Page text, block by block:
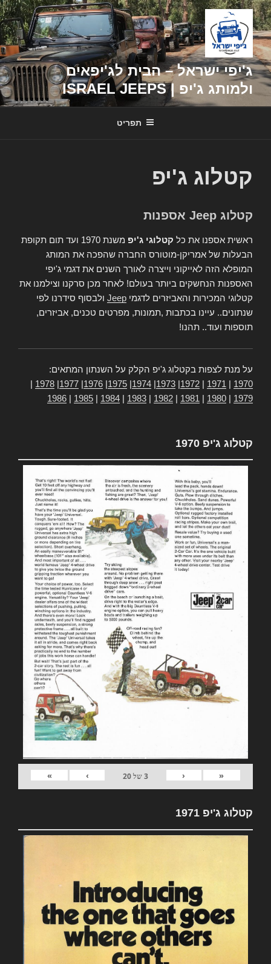
דילוג
לתוכן
ג'יפי ישראל – הבית לג'יפאים
ולמותג ג'יפ | ISRAEL JEEPS
תפריט
קטלוג ג'יפ
קטלוג Jeep אספנות
ראשית אספנו את כל קטלוגי ג'יפ
משנת 1970 ועד תום תקופת
הבעלות של אמריקן-מוטורס החברה שהפכה את המותג
המופלא הזה לאייקוני וייצרה לאורך השנים את דגמי ג'יפי
האספנות הנחשקים ביותר בעולם! לאחר מכן סרקנו וצילמנו את
קטלוגי המכירות והאביזרים לדגמי Jeep ולבסוף סידרנו לפי
שנתונים.. עיינו בכתבות ,תמונות, מפרטים טכנים, אביזרים,
תוספות ועוד.. תהנו!
על מנת לצפות בקטלוג ג'יפ הקלק על השנתון המתאים:
1970
1971
1972
1973
1974
1975
1976
1977
1978
1979
1980
1981
1982
1983
1984
1985
1986
קטלוג ג'יפ 1970
«
‹
3של20
›
»
קטלוג ג'יפ 1971